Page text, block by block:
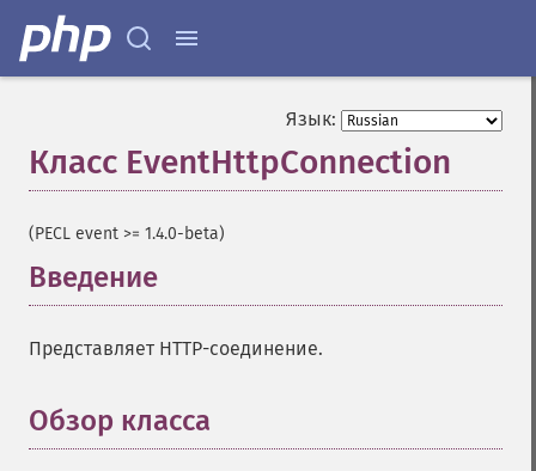
Язык:
Класс EventHttpConnection
(PECL event >= 1.4.0-beta)
Введение
Представляет HTTP-соединение.
Обзор класса